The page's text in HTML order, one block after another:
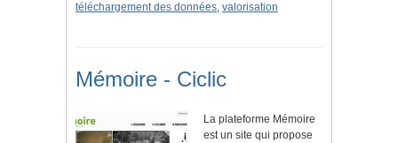
téléchargement des données, valorisation
Mémoire - Ciclic
La plateforme Mémoire
est un site qui propose